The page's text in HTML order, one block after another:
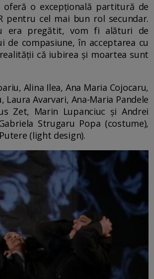
o excepțională partitură de
pentru cel mai bun rol secundar.
era pregătit, vom fi alături de
compasiune, în acceptarea cu
că iubirea și moartea sunt
Alina Ilea, Ana Maria Cojocaru,
Avarvari, Ana-Maria Pandele
Zet, Marin Lupanciuc și Andrei
Strugaru Popa (costume),
(light design).